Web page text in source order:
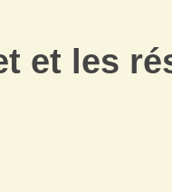
et les